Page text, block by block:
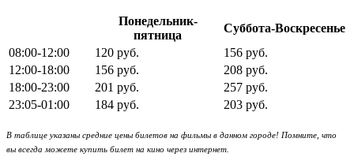
Понедельник-
пятница
Суббота-Воскресенье
08:00-12:00
120 руб.
156 руб.
12:00-18:00
156 руб.
208 руб.
18:00-23:00
201 руб.
257 руб.
23:05-01:00
184 руб. 203 руб.
В таблице указаны средние цены билетов на фильмы в данном городе! Помните, что
вы всегда можете купить билет на кино через интернет.